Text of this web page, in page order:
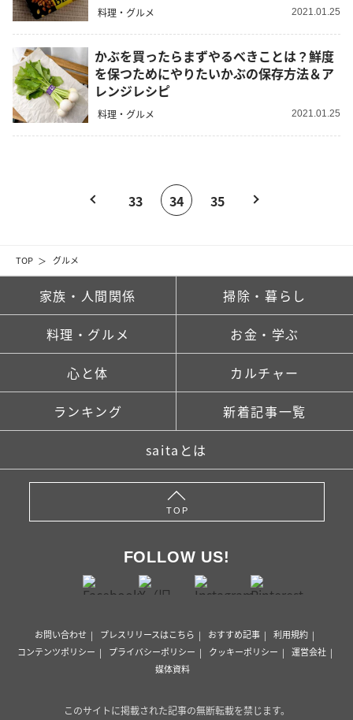
TOP グルメ
料理・グルメ 2021.01.25
かぶを買ったらまずやるべきことは？鮮度
を保つためにやりたいかぶの保存方法＆ア
レンジレシピ
料理・グルメ 2021.01.25
33 34 35
家族・人間関係 掃除・暮らし
料理・グルメ お金・学ぶ
心と体 カルチャー
ランキング 新着記事一覧
saitaとは
TOP
FOLLOW US!
お問い合わせ プレスリリースはこちら おすすめ記事
利用規約
コンテンツポリシー
プライバシーポリシー クッキーポリシー
運営会社
媒体資料
このサイトに掲載された記事の無断転載を禁じます。